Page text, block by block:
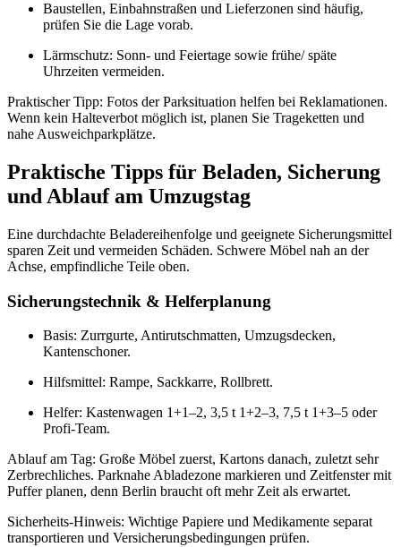
Baustellen, Einbahnstraßen und Lieferzonen sind häufig,
prüfen Sie die Lage vorab.
Lärmschutz: Sonn‑ und Feiertage sowie frühe/ späte
Uhrzeiten vermeiden.
Praktischer Tipp: Fotos der Parksituation helfen bei Reklamationen.
Wenn kein Halteverbot möglich ist, planen Sie Trageketten und
nahe Ausweichparkplätze.
Praktische Tipps für Beladen, Sicherung
und Ablauf am Umzugstag
Eine durchdachte Beladereihenfolge und geeignete Sicherungsmittel
sparen Zeit und vermeiden Schäden. Schwere Möbel nah an der
Achse, empfindliche Teile oben.
Sicherungstechnik & Helferplanung
Basis: Zurrgurte, Antirutschmatten, Umzugsdecken,
Kantenschoner.
Hilfsmittel: Rampe, Sackkarre, Rollbrett.
Helfer: Kastenwagen 1+1–2, 3,5 t 1+2–3, 7,5 t 1+3–5 oder
Profi‑Team.
Ablauf am Tag: Große Möbel zuerst, Kartons danach, zuletzt sehr
Zerbrechliches. Parknahe Abladezone markieren und Zeitfenster mit
Puffer planen, denn Berlin braucht oft mehr Zeit als erwartet.
Sicherheits‑Hinweis: Wichtige Papiere und Medikamente separat
transportieren und Versicherungsbedingungen prüfen.